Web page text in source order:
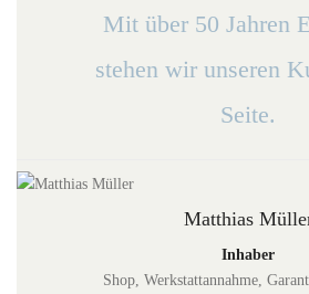
Mit über 50 Jahren
stehen wir unseren
Seite.
Matthias
Inhaber
Shop, Werkstattannahme,